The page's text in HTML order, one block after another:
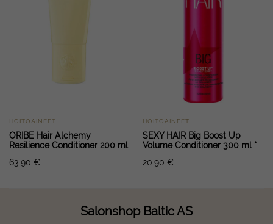
HOITOAINEET
ORIBE Hair Alchemy
Resilience Conditioner 200 ml
63.90 €
HOITOAINEET
SEXY HAIR Big Boost Up
Volume Conditioner 300 ml *
20.90 €
Salonshop Baltic AS